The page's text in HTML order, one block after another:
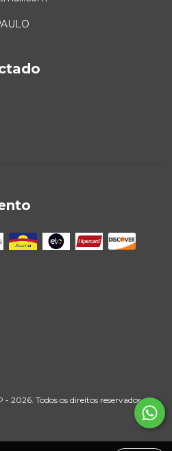
2026. Todos os direitos reservados.